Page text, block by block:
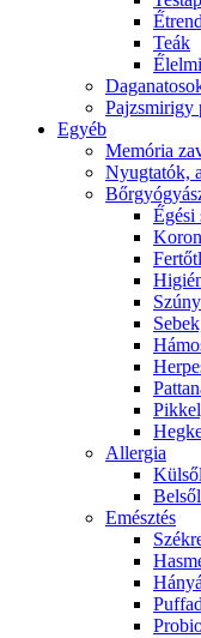
Teák
Pajzsmirigy
Egyéb
Memória
Nyugtatók,
É́gési
Allergia
Emésztés